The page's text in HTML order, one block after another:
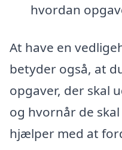
hvordan
At have en
betyder også, at
opgaver, der skal
og hvornår de
hjælper med at